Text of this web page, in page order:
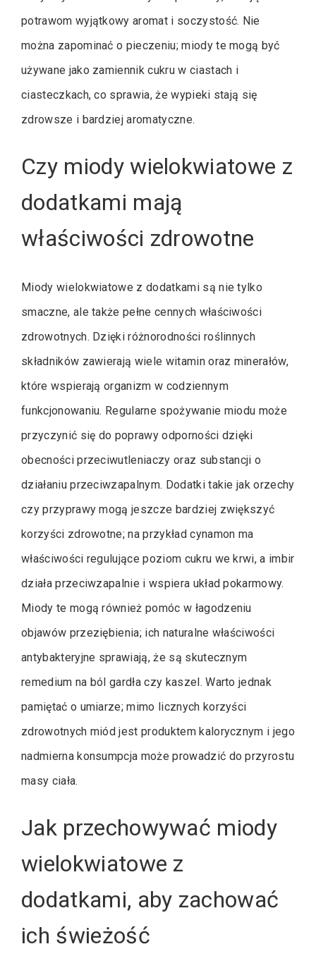
potrawom wyjątkowy aromat i soczystość. Nie
można zapominać o pieczeniu; miody te mogą być
używane jako zamiennik cukru w ciastach i
ciasteczkach, co sprawia, że wypieki stają się
zdrowsze i bardziej aromatyczne.
Czy miody wielokwiatowe z
dodatkami mają
właściwości zdrowotne
Miody wielokwiatowe z dodatkami są nie tylko
smaczne, ale także pełne cennych właściwości
zdrowotnych. Dzięki różnorodności roślinnych
składników zawierają wiele witamin oraz minerałów,
które wspierają organizm w codziennym
funkcjonowaniu. Regularne spożywanie miodu może
przyczynić się do poprawy odporności dzięki
obecności przeciwutleniaczy oraz substancji o
działaniu przeciwzapalnym. Dodatki takie jak orzechy
czy przyprawy mogą jeszcze bardziej zwiększyć
korzyści zdrowotne; na przykład cynamon ma
właściwości regulujące poziom cukru we krwi, a imbir
działa przeciwzapalnie i wspiera układ pokarmowy.
Miody te mogą również pomóc w łagodzeniu
objawów przeziębienia; ich naturalne właściwości
antybakteryjne sprawiają, że są skutecznym
remedium na ból gardła czy kaszel. Warto jednak
pamiętać o umiarze; mimo licznych korzyści
zdrowotnych miód jest produktem kalorycznym i jego
nadmierna konsumpcja może prowadzić do przyrostu
masy ciała.
Jak przechowywać miody
wielokwiatowe z
dodatkami, aby zachować
ich świeżość